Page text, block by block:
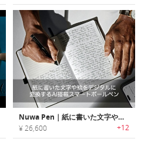
Nuwa Pen｜紙に書いた文字や絵をデジタルに変換するAI搭載スマートボールペン「ニューワペン」
¥ 26,600 +12